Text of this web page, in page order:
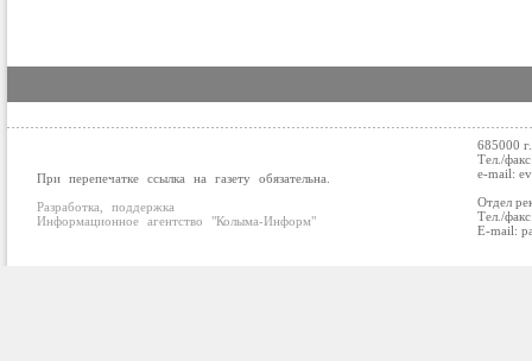
При перепечатке ссылка на газету обязательна.
Разработка, поддержка
Информационное агентство "Колыма-Информ"
685000
Тел./
e-mail:
Отдел
Тел./
E-mail: